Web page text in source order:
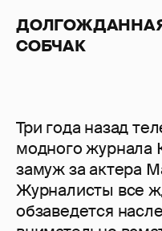
СОБЧАК
Три года назад
модного журнала
замуж за актера
Журналисты все
обзаведется